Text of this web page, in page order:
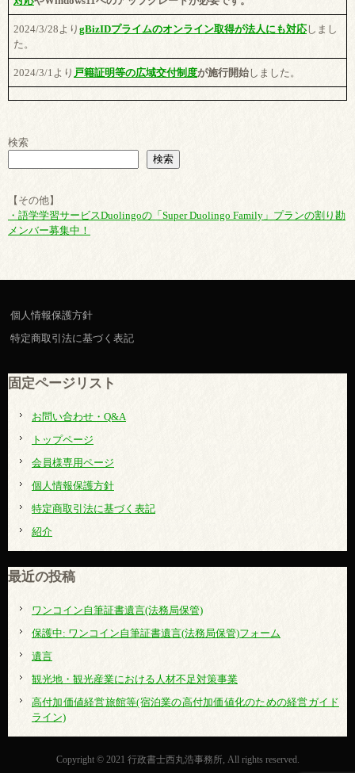
2024/3/28より gBizIDプライムのオンライン取得が法人にも対応 しまし
た。
2024/3/1より 戸籍証明等の広域交付制度が施行開始 しました。
検索
検索
【その他】
・語学学習サービスDuolingoの「Super Duolingo Family」プランの割り勘
メンバー募集中！
個人情報保護方針
特定商取引法に基づく表記
固定ページリスト
お問い合わせ・Q&A
トップページ
会員様専用ページ
個人情報保護方針
特定商取引法に基づく表記
紹介
最近の投稿
ワンコイン自筆証書遺言(法務局保管)
保護中: ワンコイン自筆証書遺言(法務局保管)フォーム
遺言
観光地・観光産業における人材不足対策事業
高付加価値経営旅館等(宿泊業の高付加価値化のための経営ガイド
ライン)
Copyright © 2021 行政書士西丸浩事務所, All rights reserved.